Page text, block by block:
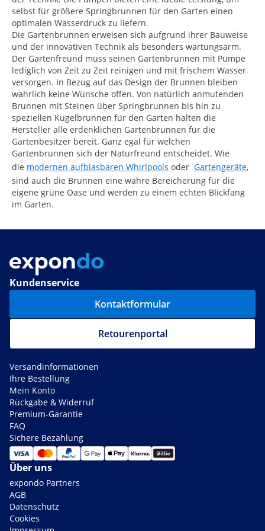
selbst für größere Springbrunnen für den Garten einen
optimalen Wasserdruck zu liefern.
Die Gartenbrunnen erweisen sich aufgrund ihrer Bauweise
und der innovativen Technik als besonders wartungsarm.
Der Gartenfreund muss seinen Gartenbrunnen mit Pumpe
lediglich von Zeit zu Zeit reinigen und mit frischem Wasser
versorgen. In Bezug auf das Design der Brunnen bleiben
wahrlich keine Wünsche offen. Von natürlich anmutenden
Brunnen mit Steinen über Springbrunnen bis hin zu
speziellen Kugelbrunnen für den Garten halten die
Hersteller alle erdenklichen Gartenbrunnen für die
Gartenbesitzer bereit. Ganz egal für welchen
Gartenbrunnen sich der Naturfreund entscheidet. Wie
die modernen aufblasbaren Whirlpools oder Gartengeräte,
sind auch die Brunnen eine wahre Bereicherung für die
eigene grüne Oase und werden zu einem echten Blickfang
im Garten.
Kundenservice
Kontaktformular
Retourenportal
Versandinformationen
Ihre Bestellung
Mein Konto
Rückgabe & Widerruf
Premium-Garantie
FAQ
Sichere Bezahlung
Über uns
expondo Partners
AGB
Datenschutz
Cookies